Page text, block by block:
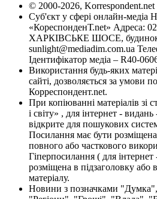
© 2000-2026, Korrespondent.net
Суб'єкт у сфері онлайн-медіа
«КореспонденТ.net» Адреса:
ХАРКІВСЬКЕ ШОСЕ, будинок
sunlight@mediadim.com.ua
Ідентифікатор медіа – R40-
Використання будь-яких
сайті, дозволяється за умови
Корреспондент.net.
При копіюванні матеріалів зі
і світу» , для інтернет -
відкрите для пошукових
Посилання має бути розміщена
повного або часткового
Гіперпосилання ( для
розміщена в підзаголовку або
матеріалу.
Новини з позначками